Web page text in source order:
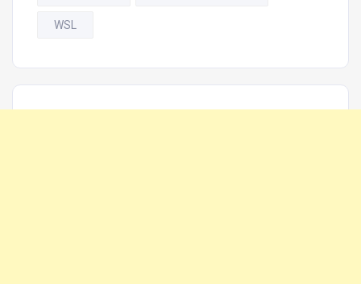
WSL